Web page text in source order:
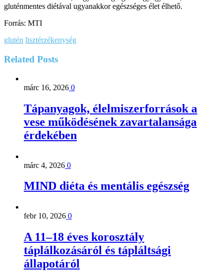
gluténmentes diétával ugyanakkor egészséges élet élhető.
Forrás: MTI
glutén lisztérzékenység
Related Posts
márc 16, 2026 0
Tápanyagok, élelmiszerforrások a
vese működésének zavartalansága
érdekében
márc 4, 2026 0
MIND diéta és mentális egészség
febr 10, 2026 0
A 11–18 éves korosztály
táplálkozásáról és tápláltsági
állapotáról